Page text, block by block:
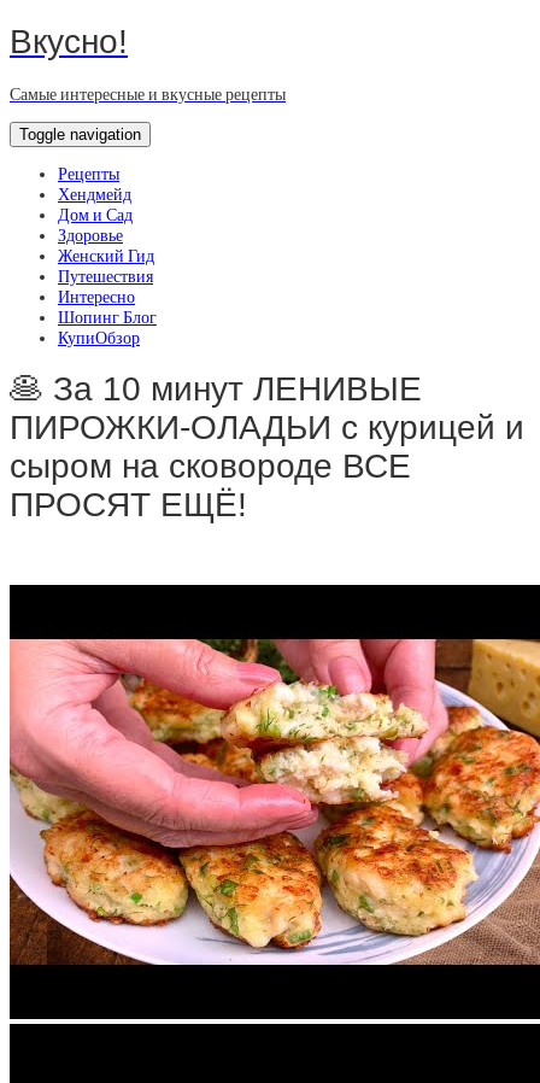
Вкусно!
Самые интересные и вкусные рецепты
Toggle navigation
Рецепты
Хендмейд
Дом и Сад
Здоровье
Женский Гид
Путешествия
Интересно
Шопинг Блог
КупиОбзор
🥞 За 10 минут ЛЕНИВЫЕ
ПИРОЖКИ-ОЛАДЬИ с курицей и
сыром на сковороде ВСЕ
ПРОСЯТ ЕЩЁ!